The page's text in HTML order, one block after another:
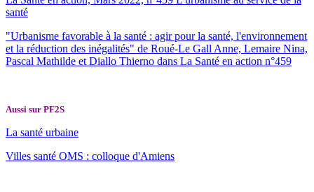
santé
"Urbanisme favorable à la santé : agir pour la santé, l'environnement
et la réduction des inégalités" de Roué-Le Gall Anne, Lemaire Nina,
Pascal Mathilde et Diallo Thierno dans La Santé en action n°459
Aussi sur PF2S
La santé urbaine
Villes santé OMS : colloque d'Amiens